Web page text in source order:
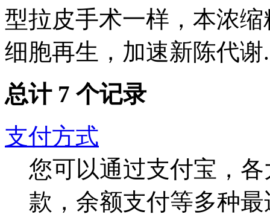
型拉皮手术一样，本浓
细胞再生，加速新陈代谢.
总计 7 个记录
支付方式
您可以通过支付宝，
款，余额支付等多种